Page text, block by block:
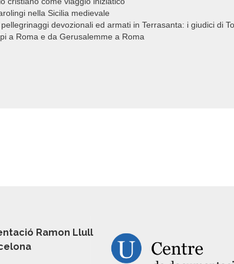
nella Sicilia medievale
devozionali ed armati in Terrasanta: i giudici di
a Roma e da Gerusalemme a Roma
Ramon Llull